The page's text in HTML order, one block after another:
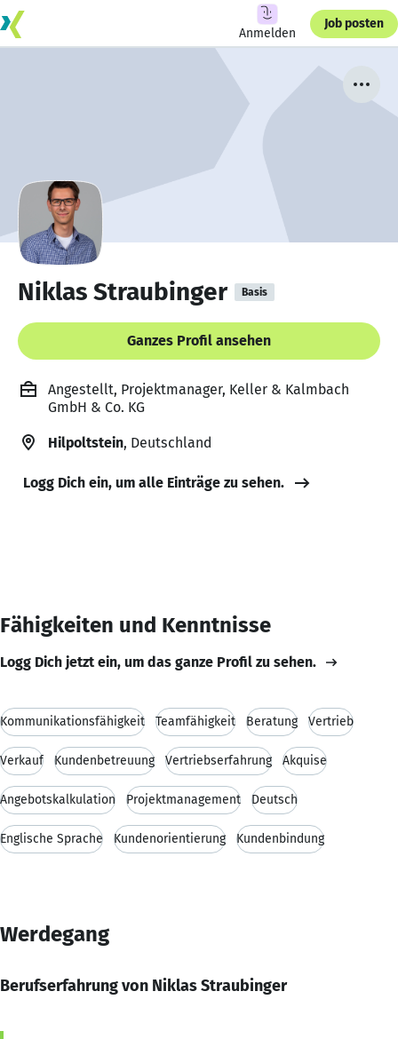
Anmelden
Job posten
Niklas Straubinger Basis
Ganzes Profil ansehen
Angestellt, Projektmanager, Keller & Kalmbach
GmbH & Co. KG
Hilpoltstein, Deutschland
Logg Dich ein, um alle Einträge zu sehen.
Fähigkeiten und Kenntnisse
Logg Dich jetzt ein, um das ganze Profil zu sehen.
Kommunikationsfähigkeit Teamfähigkeit Beratung Vertrieb
Verkauf Kundenbetreuung Vertriebserfahrung Akquise
Angebotskalkulation Projektmanagement Deutsch
Englische Sprache Kundenorientierung Kundenbindung
Werdegang
Berufserfahrung von Niklas Straubinger